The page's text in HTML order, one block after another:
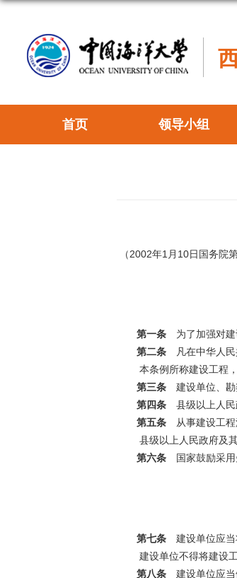
首页 领导小组
（ 2002年1 月 10日国务院
第一条为了加强对建
第二条凡在中华人民
本条例所称建设工程
第三条建设单位、勘
第四条县级以上人民
第五条从事建设工程
县级以上人民政府及
第六条国家鼓励采用
第七条建设单位应当
建设单位不得将建设
第八条建设单位应当